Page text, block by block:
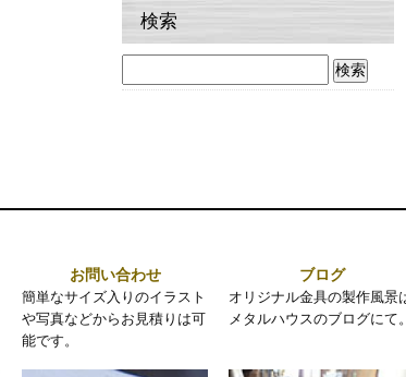
検索
索:
お問い合わせ
簡単なサイズ入りのイラスト
や写真などからお見積りは可
能です。
ブログ
オリジナル金具の製作風景
メタルハウスのブログにて。